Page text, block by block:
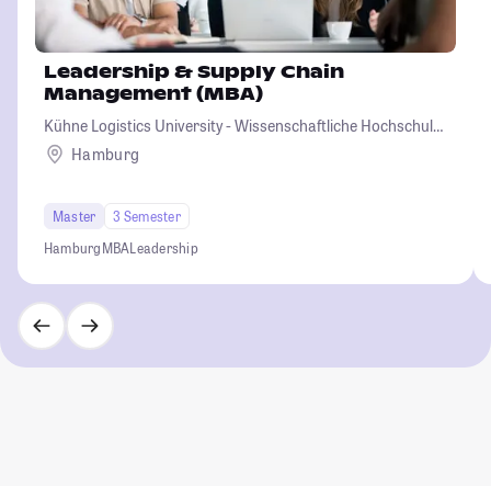
Leadership & Supply Chain
Management (MBA)
Kühne Logistics University - Wissenschaftliche Hochschule
für Logistik und Unternehmensführung
Hamburg
Master
3 Semester
HamburgMBALeadership